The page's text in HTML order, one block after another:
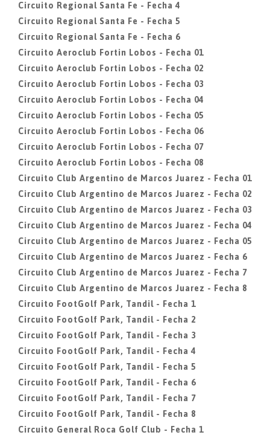
Circuito Regional Santa Fe - Fecha 4
Circuito Regional Santa Fe - Fecha 5
Circuito Regional Santa Fe - Fecha 6
Circuito Aeroclub Fortin Lobos - Fecha 01
Circuito Aeroclub Fortin Lobos - Fecha 02
Circuito Aeroclub Fortin Lobos - Fecha 03
Circuito Aeroclub Fortin Lobos - Fecha 04
Circuito Aeroclub Fortin Lobos - Fecha 05
Circuito Aeroclub Fortin Lobos - Fecha 06
Circuito Aeroclub Fortin Lobos - Fecha 07
Circuito Aeroclub Fortin Lobos - Fecha 08
Circuito Club Argentino de Marcos Juarez - Fecha 01
Circuito Club Argentino de Marcos Juarez - Fecha 02
Circuito Club Argentino de Marcos Juarez - Fecha 03
Circuito Club Argentino de Marcos Juarez - Fecha 04
Circuito Club Argentino de Marcos Juarez - Fecha 05
Circuito Club Argentino de Marcos Juarez - Fecha 6
Circuito Club Argentino de Marcos Juarez - Fecha 7
Circuito Club Argentino de Marcos Juarez - Fecha 8
Circuito FootGolf Park, Tandil - Fecha 1
Circuito FootGolf Park, Tandil - Fecha 2
Circuito FootGolf Park, Tandil - Fecha 3
Circuito FootGolf Park, Tandil - Fecha 4
Circuito FootGolf Park, Tandil - Fecha 5
Circuito FootGolf Park, Tandil - Fecha 6
Circuito FootGolf Park, Tandil - Fecha 7
Circuito FootGolf Park, Tandil - Fecha 8
Circuito General Roca Golf Club - Fecha 1